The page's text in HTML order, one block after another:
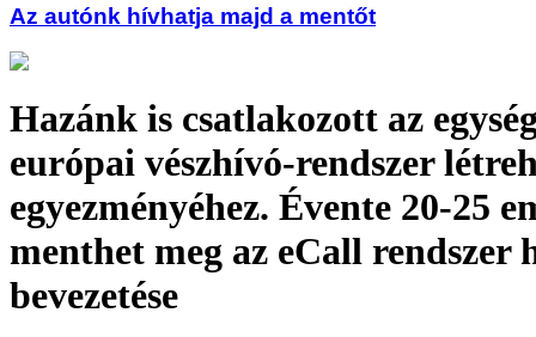
Az autónk hívhatja majd a mentőt
Hazánk is csatlakozott az
európai vészhívó-rendszer
egyezményéhez. Évente 20-25
menthet meg az eCall rendszer
bevezetése